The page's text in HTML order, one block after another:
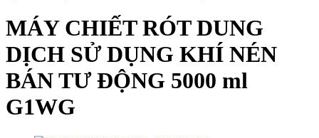
MÁY CHIẾT RÓT DUNG
DỊCH SỬ DỤNG KHÍ NÉN
BÁN TƯ ĐỘNG 5000 ml
G1WG